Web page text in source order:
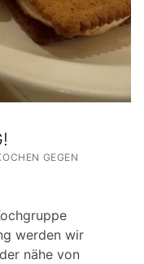
IN:
GEGEN
werden wir
nähe von